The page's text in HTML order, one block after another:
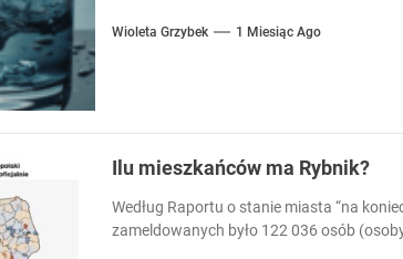
Wioleta Grzybek 1 Miesiąc Ago
Ilu mieszkańców ma Rybnik?
Według Raportu o stanie miasta “na
zameldowanych było 122 036 osób